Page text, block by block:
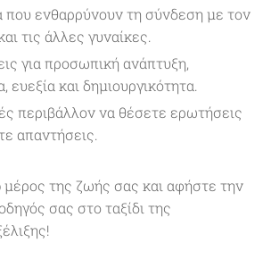
που ενθαρρύνουν τη σύνδεση με τον
τις άλλες γυναίκες.
για προσωπική ανάπτυξη,
ευεξία και δημιουργικότητα.
περιβάλλον να θέσετε ερωτήσεις
απαντήσεις.
μέρος της ζωής σας και αφήστε την
σας στο ταξίδι της